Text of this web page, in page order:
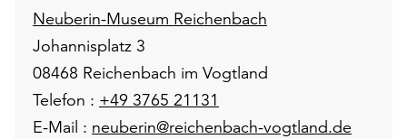
Neuberin-Museum Reichenbach
Johannisplatz 3
08468 Reichenbach im Vogtland
Telefon : +49 3765 21131
E-Mail : neuberin@reichenbach-vogtland.de